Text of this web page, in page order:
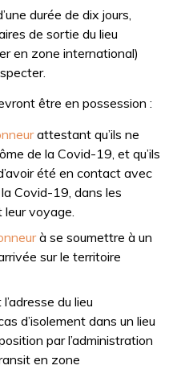
durée de dix jours,
de sortie du lieu
en zone international)
être en possession :
attestant qu’ils ne
de la Covid-19, et qu’ils
été en contact avec
Covid-19, dans les
voyage.
à se soumettre à un
sur le territoire
du lieu
d’isolement dans un lieu
par l’administration
en zone